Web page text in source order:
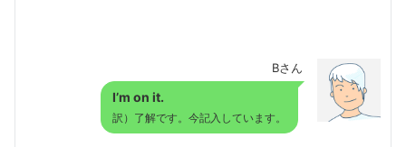
Bさん
I’m on it.
訳）了解です。今記入しています。